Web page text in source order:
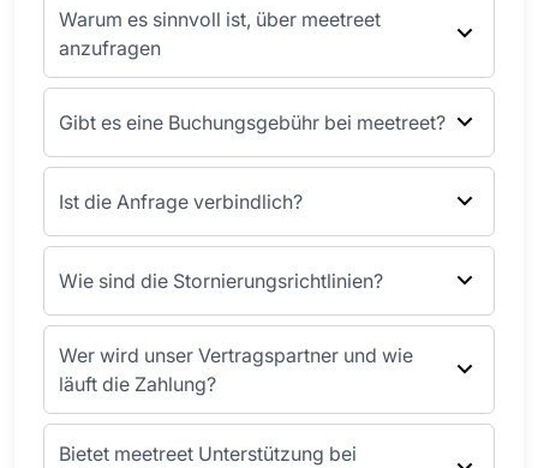
Warum es sinnvoll ist, über meetreet
anzufragen
Gibt es eine Buchungsgebühr bei meetreet?
Ist die Anfrage verbindlich?
Wie sind die Stornierungsrichtlinien?
Wer wird unser Vertragspartner und wie
läuft die Zahlung?
Bietet meetreet Unterstützung bei